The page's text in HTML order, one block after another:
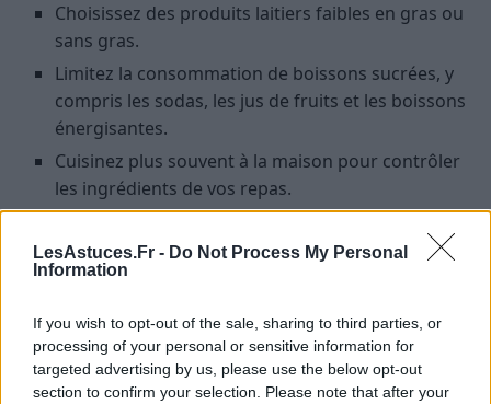
LesAstuces.Fr - Do Not Process My Personal
Information
If you wish to opt-out of the sale, sharing to third parties, or
processing of your personal or sensitive information for
targeted advertising by us, please use the below opt-out
section to confirm your selection. Please note that after your
Choisissez des produits laitiers faibles en gras ou
sans gras.
Limitez la consommation de boissons sucrées, y
compris les sodas, les jus de fruits et les boissons
énergisantes.
Cuisinez plus souvent à la maison pour contrôler
les ingrédients de vos repas.
FAQ sur le diabète de type 2
type 1 et le diabète de type 2 ?
Lediabète de type 1 et le diabète de type 2 sont deux
maladies chroniques qui se caractérisent par une